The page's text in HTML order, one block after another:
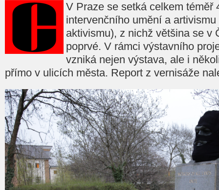
V Praze se setká celkem téměř
intervenčního umění a
aktivismu), z nichž většina se v
poprvé. V rámci výstavního
vzniká nejen výstava, ale i
přímo v ulicích města. Report z vernisáže